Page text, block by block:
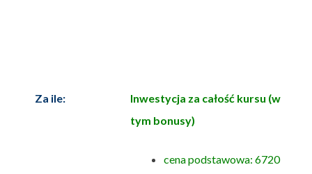
Za ile:
Inwestycja za całość kursu (w
tym bonusy)
cena podstawowa: 6720